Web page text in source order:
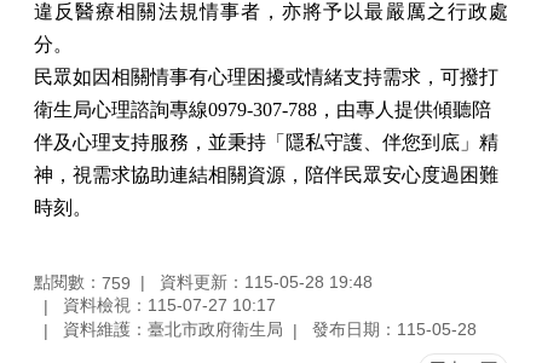
違反醫療相關法規情事者，亦將予以最嚴厲之行政處
分。
民眾如因相關情事有心理困擾或情緒支持需求，可撥打
衛生局心理諮詢專線0979-307-788，由專人提供傾聽陪
伴及心理支持服務，並秉持「隱私守護、伴您到底」精
神，視需求協助連結相關資源，陪伴民眾安心度過困難
時刻。
點閱數： 759
資料更新：115-05-28 19:48
資料檢視：115-07-27 10:17
資料維護：臺北市政府衛生局
發布日期：115-05-28